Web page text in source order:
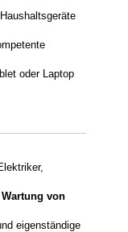
oder Laptop
Wartung von
eigenständige